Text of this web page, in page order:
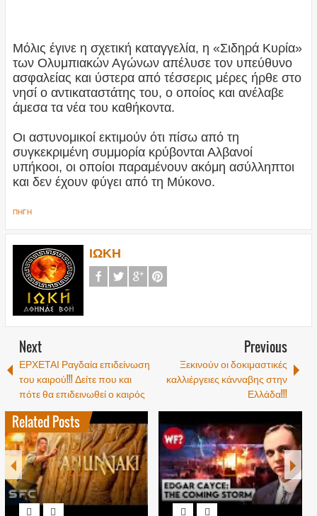
Μόλις έγινε η σχετική καταγγελία, η «Σιδηρά Κυρία»
των Ολυμπιακών Αγώνων απέλυσε τον υπεύθυνο
ασφαλείας και ύστερα από τέσσερις μέρες ήρθε στο
νησί ο αντικαταστάτης του, ο οποίος και ανέλαβε
άμεσα τα νέα του καθήκοντα.
Οι αστυνομικοί εκτιμούν ότι πίσω από τη
συγκεκριμένη συμμορία κρύβονται Αλβανοί
υπήκοοι, οι οποίοι παραμένουν ακόμη ασύλληπτοι
και δεν έχουν φύγει από τη Μύκονο.
ΠΗΓΗ
ΙΩΚΗ
Next
ΕΡΧΕΤΑΙ Ραγδαία επιδείνωση
του καιρού!!! Δείτε που και
πότε θα επιδεινωθεί ο καιρός
Previous
Ξεκινούν οι δοκιμαστικές
καλλιέργειες κάνναβης στην
Ελλάδα!!!
Related Posts